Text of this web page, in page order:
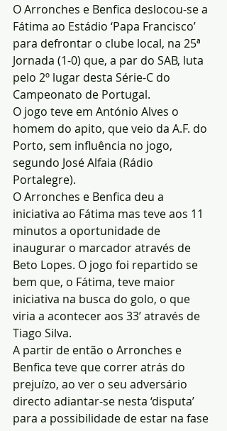
O Arronches e Benfica deslocou-se a
Fátima ao Estádio ‘Papa Francisco’
para defrontar o clube local, na 25ª
Jornada (1-0) que, a par do SAB, luta
pelo 2º lugar desta Série-C do
Campeonato de Portugal.
O jogo teve em António Alves o
homem do apito, que veio da A.F. do
Porto, sem influência no jogo,
segundo José Alfaia (Rádio
Portalegre).
O Arronches e Benfica deu a
iniciativa ao Fátima mas teve aos 11
minutos a oportunidade de
inaugurar o marcador através de
Beto Lopes. O jogo foi repartido se
bem que, o Fátima, teve maior
iniciativa na busca do golo, o que
viria a acontecer aos 33’ através de
Tiago Silva.
A partir de então o Arronches e
Benfica teve que correr atrás do
prejuízo, ao ver o seu adversário
directo adiantar-se nesta ‘disputa’
para a possibilidade de estar na fase